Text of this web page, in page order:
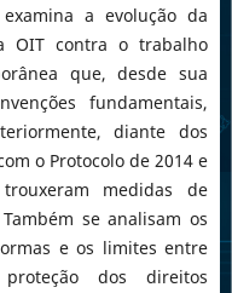
a evolução da
OIT contra o trabalho
que, desde sua
fundamentais,
diante dos
o Protocolo de 2014 e
medidas de
se analisam os
e os limites entre
dos direitos